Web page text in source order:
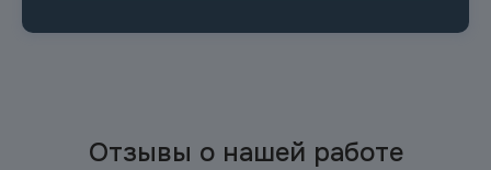
Отзывы о нашей работе